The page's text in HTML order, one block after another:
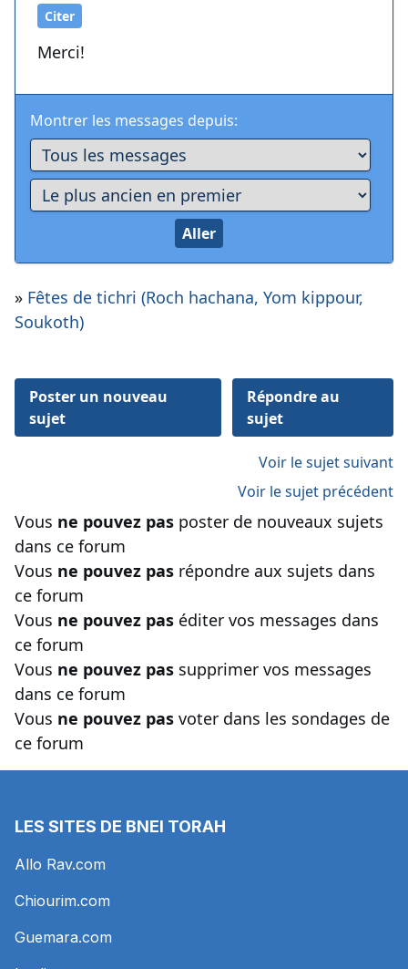
Citer
Merci!
Montrer les messages depuis:
» Fêtes de tichri (Roch hachana, Yom kippour,
Soukoth)
Poster un nouveau
sujet
Répondre au
sujet
Voir le sujet suivant
Voir le sujet précédent
Vous ne pouvez pas poster de nouveaux sujets
dans ce forum
Vous ne pouvez pas répondre aux sujets dans
ce forum
Vous ne pouvez pas éditer vos messages dans
ce forum
Vous ne pouvez pas supprimer vos messages
dans ce forum
Vous ne pouvez pas voter dans les sondages de
ce forum
LES SITES DE BNEI TORAH
Allo Rav.com
Chiourim.com
Guemara.com